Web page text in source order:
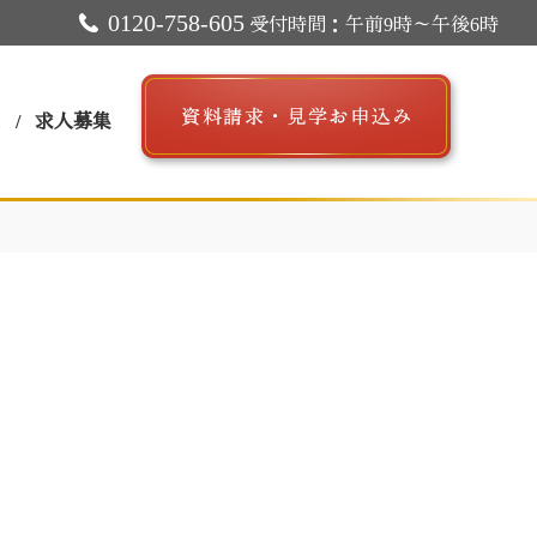
0120-758-605 受付時間：午前9時～午後6時
求人募集